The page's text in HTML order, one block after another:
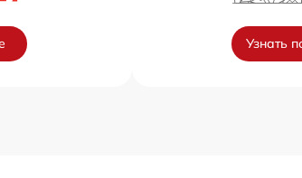
Узнать